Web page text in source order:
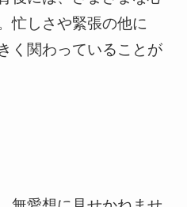
忙しさや緊張の他に
く関わっていることが